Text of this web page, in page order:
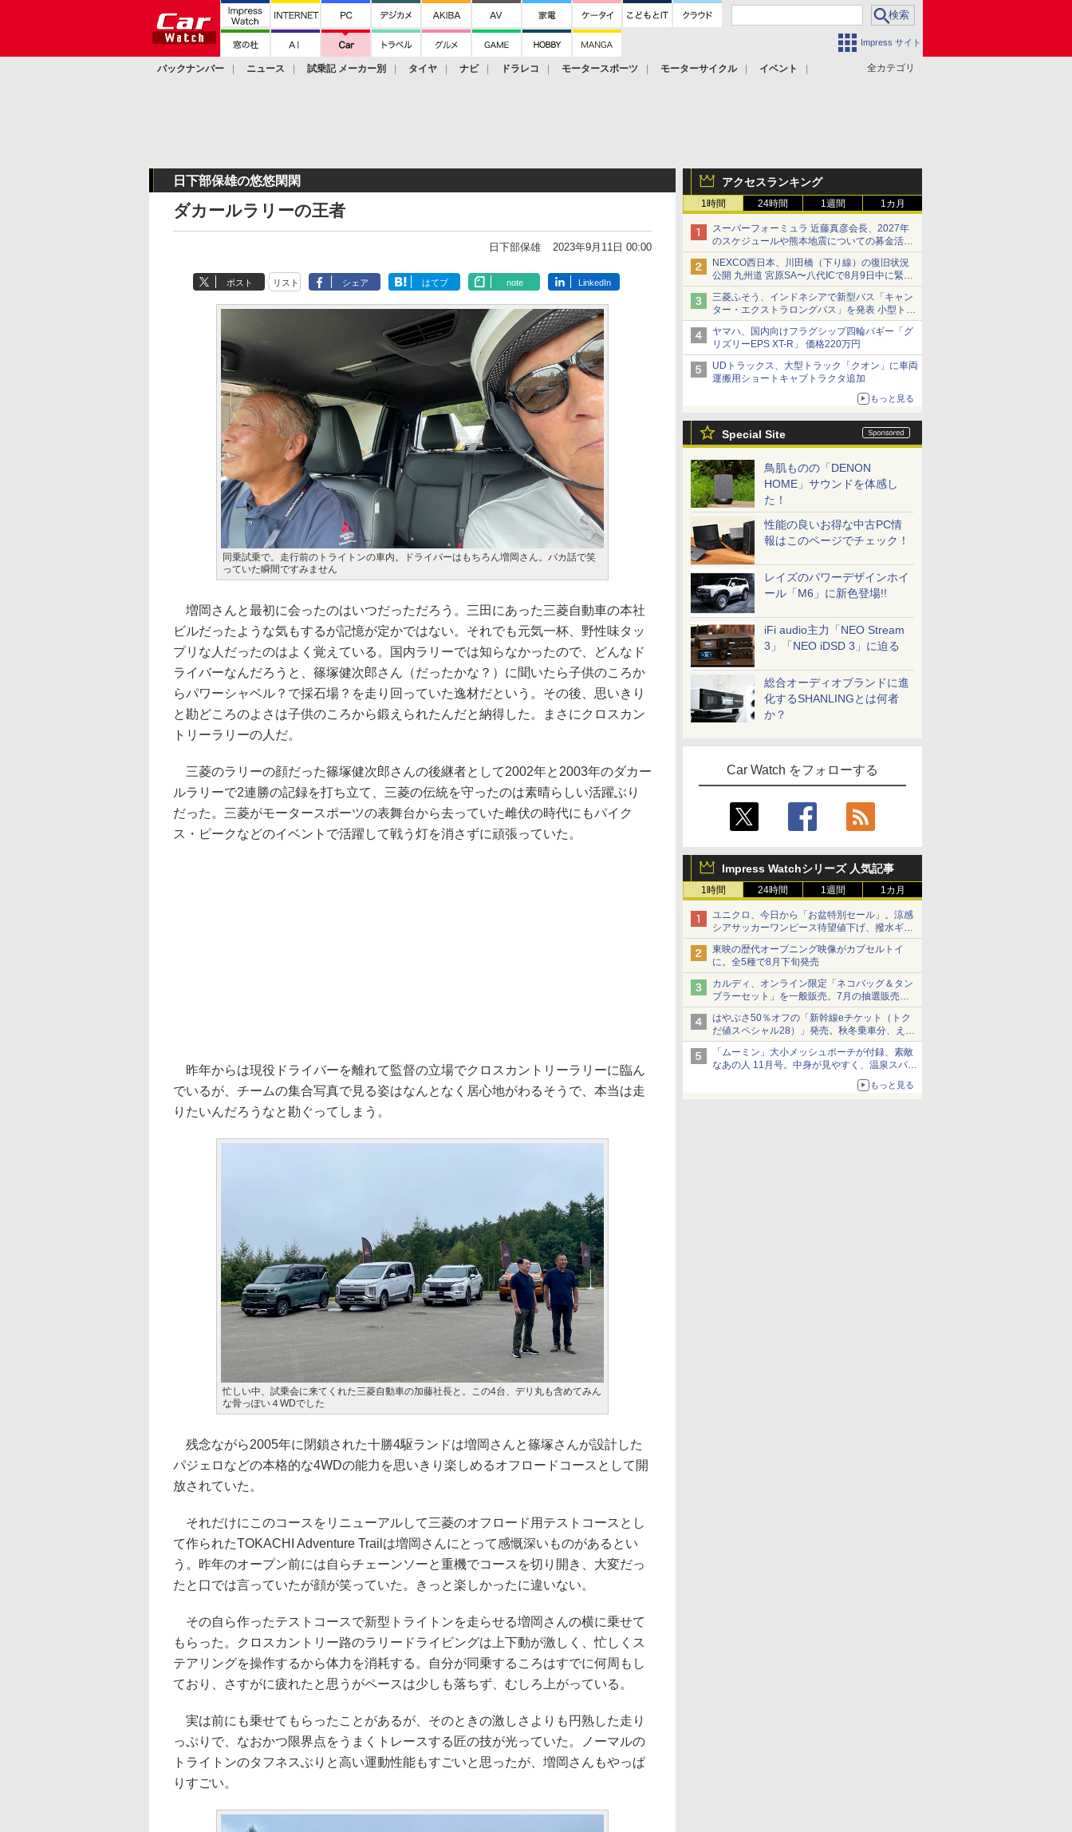
Impress サイト
全カテゴリ
バックナンバー ニュース 試乗記 メーカー別 タイヤ ナビ ドラレコ モータースポーツ モーターサイクル
イベント
アクセスランキング
1時間 24時間 1週間 1カ月
スーパーフォーミュラ 近藤真彦会長、2027年
のスケジュールや熊本地震についての募金活動
を紹介
NEXCO西日本、川田橋（下り線）の復旧状況
公開 九州道 宮原SA〜八代ICで8月9日中に緊急
車両を通行可能に
三菱ふそう、インドネシアで新型バス「キャン
ター・エクストラロングバス」を発表 小型トラ
ックベースの観光・旅客輸送向けバス
ヤマハ、国内向けフラグシップ四輪バギー「グ
リズリーEPS XT-R」 価格220万円
UDトラックス、大型トラック「クオン」に車両
運搬用ショートキャブトラクタ追加
もっと見る
Special Site
鳥肌ものの「DENON
HOME」サウンドを体感し
た！
性能の良いお得な中古PC情
報はこのページでチェック！
レイズのパワーデザインホイ
ール「M6」に新色登場!!
iFi audio主力「NEO Stream
3」「NEO iDSD 3」に迫る
総合オーディオブランドに進
化するSHANLINGとは何者
か？
Car Watch をフォローする
Impress Watchシリーズ 人気記事
1時間 24時間 1週間 1カ月
ユニクロ、今日から「お盆特別セール」。涼感
シアサッカーワンピース待望値下げ、撥水ギア
ショーツは1990円に
東映の歴代オープニング映像がカプセルトイ
に。全5種で8月下旬発売
カルディ、オンライン限定「ネコバッグ＆タン
ブラーセット」を一般販売。7月の抽選販売の
当選無効分
はやぶさ50％オフの「新幹線eチケット（トク
だ値スペシャル28）」発売。秋冬乗車分、えき
ねっと限定
「ムーミン」大小メッシュポーチが付録、素敵
なあの人 11月号。中身が見やすく、温泉スパに
もっと見る
日下部保雄の悠悠閑閑
ダカールラリーの王者
日下部保雄 2023年9月11日 00:00
ポスト リスト シェア はてブ note LinkedIn
同乗試乗で。走行前のトライトンの車内。ドライバーはもちろん増岡さん。バカ話で笑
っていた瞬間ですみません
増岡さんと最初に会ったのはいつだっただろう。三田にあった三菱自動車の本社
ビルだったような気もするが記憶が定かではない。それでも元気一杯、野性味タッ
プリな人だったのはよく覚えている。国内ラリーでは知らなかったので、どんなド
ライバーなんだろうと、篠塚健次郎さん（だったかな？）に聞いたら子供のころか
らパワーシャベル？で採石場？を走り回っていた逸材だという。その後、思いきり
と勘どころのよさは子供のころから鍛えられたんだと納得した。まさにクロスカン
トリーラリーの人だ。
三菱のラリーの顔だった篠塚健次郎さんの後継者として2002年と2003年のダカー
ルラリーで2連勝の記録を打ち立て、三菱の伝統を守ったのは素晴らしい活躍ぶり
だった。三菱がモータースポーツの表舞台から去っていた雌伏の時代にもパイク
ス・ピークなどのイベントで活躍して戦う灯を消さずに頑張っていた。
昨年からは現役ドライバーを離れて監督の立場でクロスカントリーラリーに臨ん
でいるが、チームの集合写真で見る姿はなんとなく居心地がわるそうで、本当は走
りたいんだろうなと勘ぐってしまう。
忙しい中、試乗会に来てくれた三菱自動車の加藤社長と。この4台、デリ丸も含めてみん
な骨っぽい４WDでした
残念ながら2005年に閉鎖された十勝4駆ランドは増岡さんと篠塚さんが設計した
パジェロなどの本格的な4WDの能力を思いきり楽しめるオフロードコースとして開
放されていた。
それだけにこのコースをリニューアルして三菱のオフロード用テストコースとし
て作られたTOKACHI Adventure Trailは増岡さんにとって感慨深いものがあるとい
う。昨年のオープン前には自らチェーンソーと重機でコースを切り開き、大変だっ
たと口では言っていたが顔が笑っていた。きっと楽しかったに違いない。
その自ら作ったテストコースで新型トライトンを走らせる増岡さんの横に乗せて
もらった。クロスカントリー路のラリードライビングは上下動が激しく、忙しくス
テアリングを操作するから体力を消耗する。自分が同乗するころはすでに何周もし
ており、さすがに疲れたと思うがペースは少しも落ちず、むしろ上がっている。
実は前にも乗せてもらったことがあるが、そのときの激しさよりも円熟した走り
っぷりで、なおかつ限界点をうまくトレースする匠の技が光っていた。ノーマルの
トライトンのタフネスぶりと高い運動性能もすごいと思ったが、増岡さんもやっぱ
りすごい。